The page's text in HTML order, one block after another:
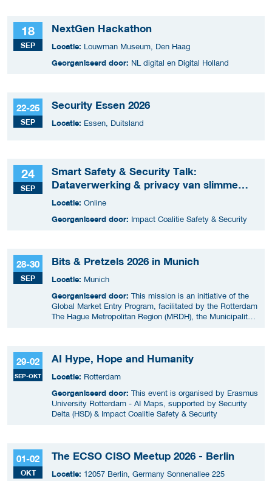
18
SEP
NextGen Hackathon
Locatie: Louwman Museum, Den Haag
Georganiseerd door: NL digital en Digital Holland
22-25
SEP
Security Essen 2026
Locatie: Essen, Duitsland
24
SEP
Smart Safety & Security Talk:
Dataverwerking & privacy van slimme
apparaten
Locatie: Online
Georganiseerd door: Impact Coalitie Safety & Security
28-30
SEP
Bits & Pretzels 2026 in Munich
Locatie: Munich
Georganiseerd door: This mission is an initiative of the
Global Market Entry Program, facilitated by the Rotterdam
The Hague Metropolitan Region (MRDH), the Municipality
29-02
SEP-OKT
AI Hype, Hope and Humanity
Locatie: Rotterdam
Georganiseerd door: This event is organised by Erasmus
University Rotterdam - AI Maps, supported by Security
Delta (HSD) & Impact Coalitie Safety & Security
01-02
OKT
The ECSO CISO Meetup 2026 - Berlin
Locatie: 12057 Berlin, Germany Sonnenallee 225